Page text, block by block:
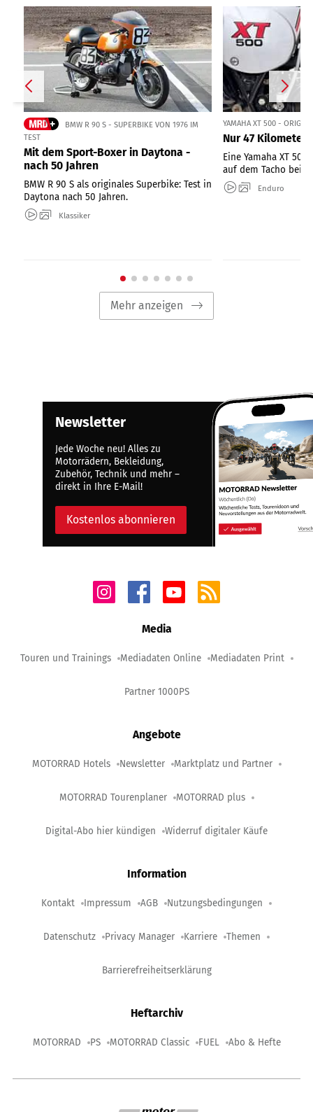
BMW R 90 S - SUPERBIKE VON 1976 IM
TEST
Mit dem Sport-Boxer in Daytona -
nach 50 Jahren
BMW R 90 S als originales Superbike: Test in
Daytona nach 50 Jahren.
Klassiker
YAMAHA XT 500 -
Nur 47 Kilometer
Eine Yamaha XT
auf dem Tacho bei
Enduro
Mehr anzeigen
Newsletter
Jede Woche neu! Alles zu
Motorrädern, Bekleidung,
Zubehör, Technik und mehr –
direkt in Ihre E-Mail!
Kostenlos abonnieren
Media
Touren und Trainings Mediadaten Online Mediadaten Print
Partner 1000PS
Angebote
MOTORRAD Hotels Newsletter Marktplatz und Partner
MOTORRAD Tourenplaner MOTORRAD plus
Digital-Abo hier kündigen Widerruf digitaler Käufe
Information
Kontakt Impressum AGB Nutzungsbedingungen
Datenschutz Privacy Manager Karriere Themen
Barrierefreiheitserklärung
Heftarchiv
MOTORRAD PS MOTORRAD Classic FUEL Abo & Hefte